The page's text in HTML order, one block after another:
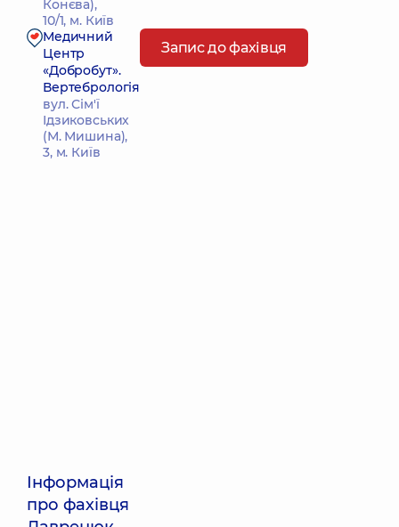
Конєва),
10/1, м. Київ
Медичний
Центр
«Добробут».
Вертебрологія
вул. Сім'ї
Ідзиковських
(М. Мишина),
3, м. Київ
Запис до фахівця
Інформація
про фахівця